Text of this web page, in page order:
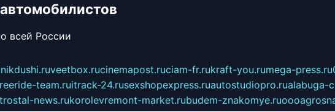
всей России
veetbox.rucinemapost.ruciam-fr.rukraft-you.rumega-press.ru
team.ruitrack-24.rusexshopexpress.ruautostudiopro.rualabuga-
news.rukorolevremont-market.rubudem-znakomye.ru